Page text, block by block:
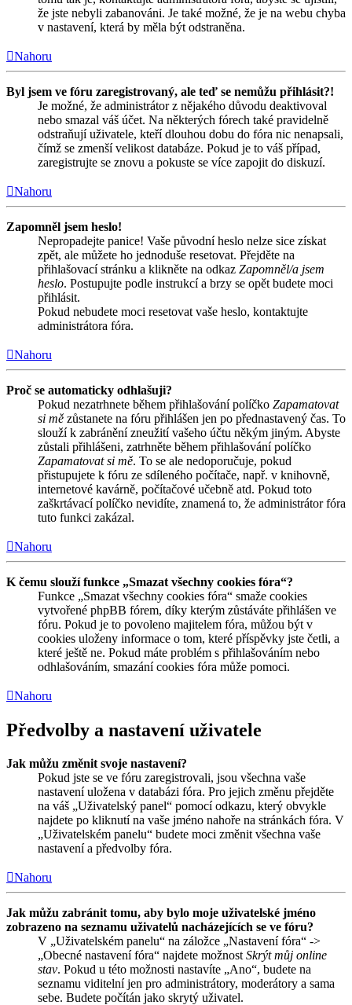
že jste nebyli zabanováni. Je také možné, že je na webu chyba
v nastavení, která by měla být odstraněna.
Nahoru
Byl jsem ve fóru zaregistrovaný, ale teď se nemůžu přihlásit?!
Je možné, že administrátor z nějakého důvodu deaktivoval
nebo smazal váš účet. Na některých fórech také pravidelně
odstraňují uživatele, kteří dlouhou dobu do fóra nic nenapsali,
čímž se zmenší velikost databáze. Pokud je to váš případ,
zaregistrujte se znovu a pokuste se více zapojit do diskuzí.
Nahoru
Zapomněl jsem heslo!
Nepropadejte panice! Vaše původní heslo nelze sice získat
zpět, ale můžete ho jednoduše resetovat. Přejděte na
přihlašovací stránku a klikněte na odkaz Zapomněl/a jsem
heslo. Postupujte podle instrukcí a brzy se opět budete moci
přihlásit.
Pokud nebudete moci resetovat vaše heslo, kontaktujte
administrátora fóra.
Nahoru
Proč se automaticky odhlašuji?
Pokud nezatrhnete během přihlašování políčko Zapamatovat
si mě zůstanete na fóru přihlášen jen po přednastavený čas. To
slouží k zabránění zneužití vašeho účtu někým jiným. Abyste
zůstali přihlášeni, zatrhněte během přihlašování políčko
Zapamatovat si mě. To se ale nedoporučuje, pokud
přistupujete k fóru ze sdíleného počítače, např. v knihovně,
internetové kavárně, počítačové učebně atd. Pokud toto
zaškrtávací políčko nevidíte, znamená to, že administrátor fóra
tuto funkci zakázal.
Nahoru
K čemu slouží funkce „Smazat všechny cookies fóra“?
Funkce „Smazat všechny cookies fóra“ smaže cookies
vytvořené phpBB fórem, díky kterým zůstáváte přihlášen ve
fóru. Pokud je to povoleno majitelem fóra, můžou být v
cookies uloženy informace o tom, které příspěvky jste četli, a
které ještě ne. Pokud máte problém s přihlašováním nebo
odhlašováním, smazání cookies fóra může pomoci.
Nahoru
Předvolby a nastavení uživatele
Jak můžu změnit svoje nastavení?
Pokud jste se ve fóru zaregistrovali, jsou všechna vaše
nastavení uložena v databázi fóra. Pro jejich změnu přejděte
na váš „Uživatelský panel“ pomocí odkazu, který obvykle
najdete po kliknutí na vaše jméno nahoře na stránkách fóra. V
„Uživatelském panelu“ budete moci změnit všechna vaše
nastavení a předvolby fóra.
Nahoru
Jak můžu zabránit tomu, aby bylo moje uživatelské jméno
zobrazeno na seznamu uživatelů nacházejících se ve fóru?
V „Uživatelském panelu“ na záložce „Nastavení fóra“ ->
„Obecné nastavení fóra“ najdete možnost Skrýt můj online
stav. Pokud u této možnosti nastavíte „Ano“, budete na
seznamu viditelní jen pro administrátory, moderátory a sama
sebe. Budete počítán jako skrytý uživatel.